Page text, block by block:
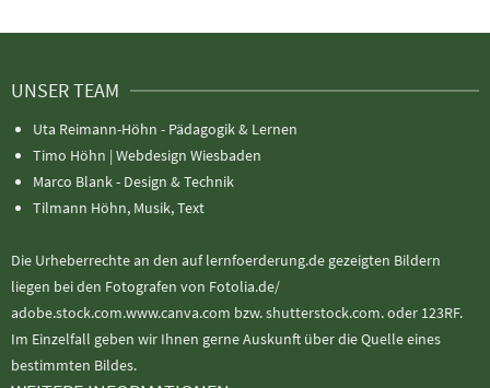
UNSER TEAM
Uta Reimann-Höhn - Pädagogik & Lernen
Timo Höhn | Webdesign Wiesbaden
Marco Blank - Design & Technik
Tilmann Höhn, Musik, Text
Die Urheberrechte an den auf lernfoerderung.de gezeigten Bildern
liegen bei den Fotografen von Fotolia.de/
adobe.stock.com.www.canva.com bzw. shutterstock.com. oder 123RF.
Im Einzelfall geben wir Ihnen gerne Auskunft über die Quelle eines
bestimmten Bildes.